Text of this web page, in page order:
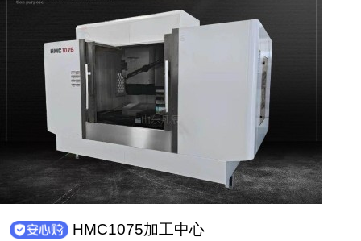
HMC1075加工中心